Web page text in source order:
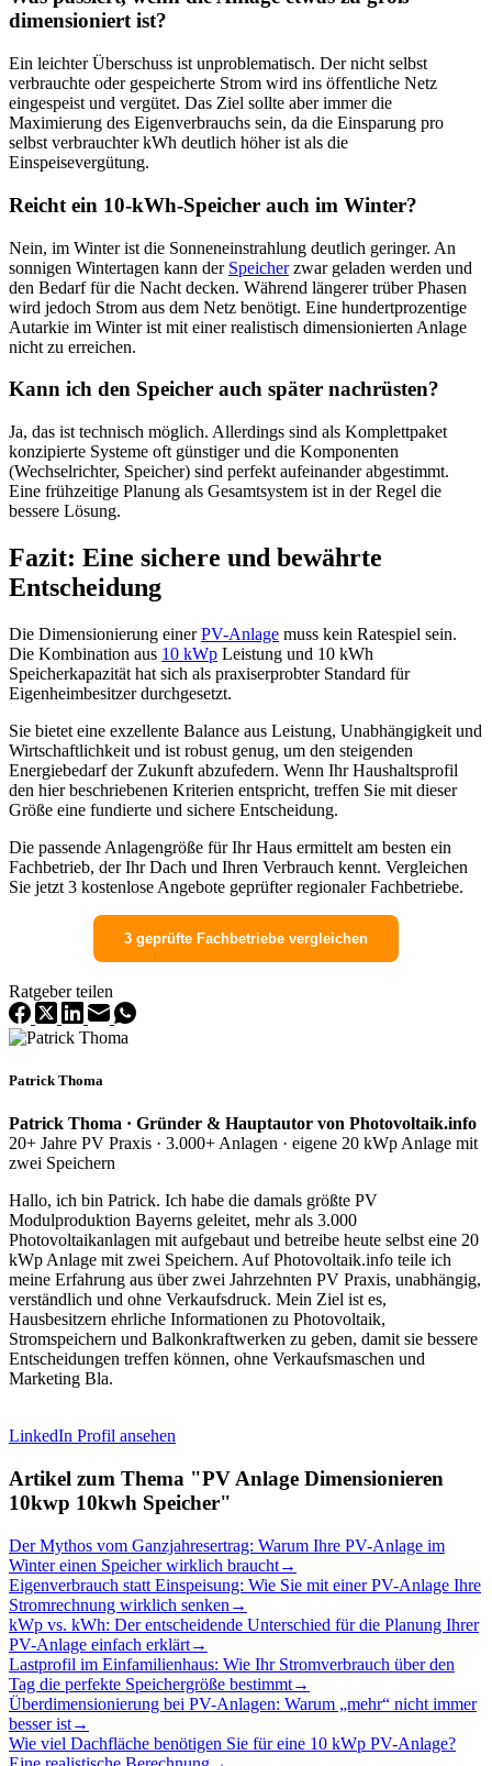
dimensioniert ist?
Ein leichter Überschuss ist unproblematisch. Der nicht selbst
verbrauchte oder gespeicherte Strom wird ins öffentliche Netz
eingespeist und vergütet. Das Ziel sollte aber immer die
Maximierung des Eigenverbrauchs sein, da die Einsparung pro
selbst verbrauchter kWh deutlich höher ist als die
Einspeisevergütung.
Reicht ein 10-kWh-Speicher auch im Winter?
Nein, im Winter ist die Sonneneinstrahlung deutlich geringer. An
sonnigen Wintertagen kann der Speicherzwar geladen werden und
den Bedarf für die Nacht decken. Während längerer trüber Phasen
wird jedoch Strom aus dem Netz benötigt. Eine hundertprozentige
Autarkie im Winter ist mit einer realistisch dimensionierten Anlage
nicht zu erreichen.
Kann ich den Speicher auch später nachrüsten?
Ja, das ist technisch möglich. Allerdings sind als Komplettpaket
konzipierte Systeme oft günstiger und die Komponenten
(Wechselrichter, Speicher) sind perfekt aufeinander abgestimmt.
Eine frühzeitige Planung als Gesamtsystem ist in der Regel die
bessere Lösung.
Fazit: Eine sichere und bewährte
Entscheidung
Die Dimensionierung einerPV-Anlage muss kein Ratespiel sein.
Die Kombination aus 10 kWp Leistung und 10 kWh
Speicherkapazität hat sich als praxiserprobter Standard für
Eigenheimbesitzer durchgesetzt.
Sie bietet eine exzellente Balance aus Leistung, Unabhängigkeit und
Wirtschaftlichkeit und ist robust genug, um den steigenden
Energiebedarf der Zukunft abzufedern. Wenn Ihr Haushaltsprofil
den hier beschriebenen Kriterien entspricht, treffen Sie mit dieser
Größe eine fundierte und sichere Entscheidung.
Die passende Anlagengröße für Ihr Haus ermittelt am besten ein
Fachbetrieb, der Ihr Dach und Ihren Verbrauch kennt. Vergleichen
Sie jetzt 3 kostenlose Angebote geprüfter regionaler Fachbetriebe.
3 geprüfte Fachbetriebe vergleichen
Ratgeber teilen
Patrick Thoma
Patrick Thoma · Gründer & Hauptautor von Photovoltaik.info
20+ Jahre PV Praxis · 3.000+ Anlagen · eigene 20 kWp Anlage mit
zwei Speichern
Hallo, ich bin Patrick. Ich habe die damals größte PV
Modulproduktion Bayerns geleitet, mehr als 3.000
Photovoltaikanlagen mit aufgebaut und betreibe heute selbst eine 20
kWp Anlage mit zwei Speichern. Auf Photovoltaik.info teile ich
meine Erfahrung aus über zwei Jahrzehnten PV Praxis, unabhängig,
verständlich und ohne Verkaufsdruck. Mein Ziel ist es,
Hausbesitzern ehrliche Informationen zu Photovoltaik,
Stromspeichern und Balkonkraftwerken zu geben, damit sie bessere
Entscheidungen treffen können, ohne Verkaufsmaschen und
Marketing Bla.
LinkedIn Profil ansehen
Artikel zum Thema "PV Anlage Dimensionieren
10kwp 10kwh Speicher"
Der Mythos vom Ganzjahresertrag: Warum Ihre PV-Anlage im
Winter einen Speicher wirklich braucht→
Eigenverbrauch statt Einspeisung: Wie Sie mit einer PV-Anlage Ihre
Stromrechnung wirklich senken →
kWp vs. kWh: Der entscheidende Unterschied für die Planung Ihrer
PV-Anlage einfach erklärt→
Lastprofil im Einfamilienhaus: Wie Ihr Stromverbrauch über den
Tag die perfekte Speichergröße bestimmt→
Überdimensionierung bei PV-Anlagen: Warum „mehr“ nicht immer
besser ist→
Wie viel Dachfläche benötigen Sie für eine 10 kWp PV-Anlage?